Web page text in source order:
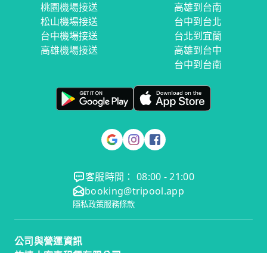
桃園機場接送
松山機場接送
台中機場接送
高雄機場接送
高雄到台南
台中到台北
台北到宜蘭
高雄到台中
台中到台南
客服時間： 08:00 - 21:00
booking@tripool.app
隱私政策服務條款
公司與營運資訊